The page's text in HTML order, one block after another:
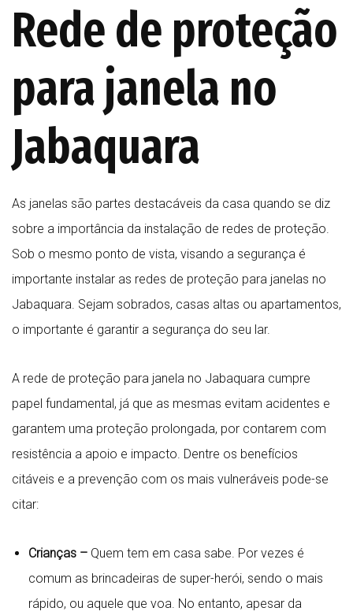
Rede de proteção
para janela no
Jabaquara
As janelas são partes destacáveis da casa quando se diz
sobre a importância da instalação de redes de proteção.
Sob o mesmo ponto de vista, visando a segurança é
importante instalar as redes de proteção para janelas no
Jabaquara. Sejam sobrados, casas altas ou apartamentos,
o importante é garantir a segurança do seu lar.
A rede de proteção para janela no Jabaquara cumpre
papel fundamental, já que as mesmas evitam acidentes e
garantem uma proteção prolongada, por contarem com
resistência a apoio e impacto. Dentre os benefícios
citáveis e a prevenção com os mais vulneráveis pode-se
citar:
Crianças – Quem tem em casa sabe. Por vezes é
comum as brincadeiras de super-herói, sendo o mais
rápido, ou aquele que voa. No entanto, apesar da